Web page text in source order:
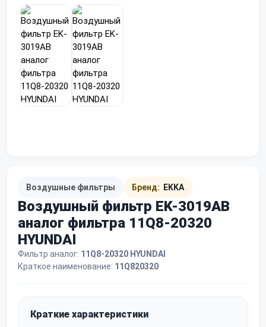
Воздушные фильтры Бренд: EKKA
Воздушный фильтр EK-3019AB
аналог фильтра 11Q8-20320
HYUNDAI
Фильтр аналог: 11Q8-20320 HYUNDAI
Краткое наименование: 11Q820320
Краткие характеристики